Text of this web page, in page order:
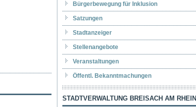
Bürgerbewegung für Inklusion
Satzungen
Stadtanzeiger
Stellenangebote
Veranstaltungen
Öffentl. Bekanntmachungen
STADTVERWALTUNG BREISACH AM RHEIN